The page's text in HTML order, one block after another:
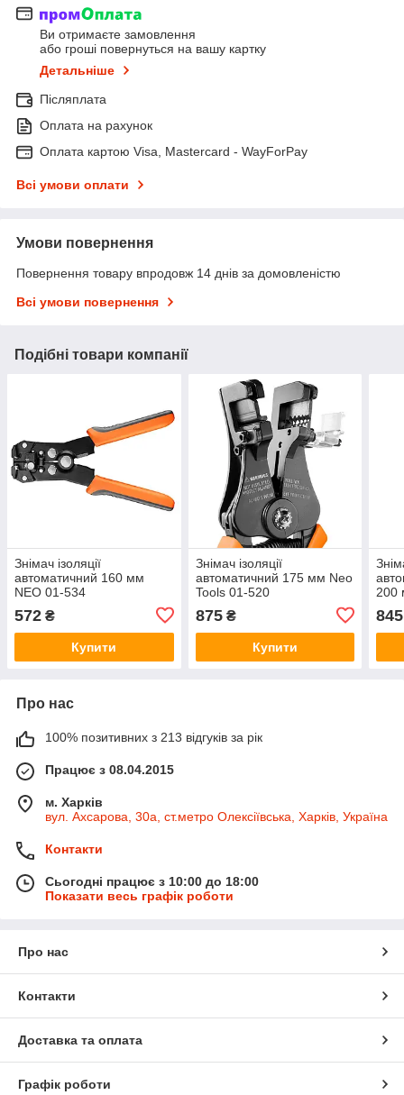
Ви отримаєте замовлення
або гроші повернуться на вашу картку
Детальніше
Післяплата
Оплата на рахунок
Оплата картою Visa, Mastercard - WayForPay
Всі умови оплати
Умови повернення
Повернення товару впродовж 14 днів за домовленістю
Всі умови повернення
Подібні товари компанії
Знімач ізоляції
автоматичний 160 мм
NEO 01-534
572 ₴
Купити
Знімач ізоляції
автоматичний 175 мм Neo
Tools 01-520
875₴
Купити
200
845
Про нас
100% позитивних з 213 відгуків за рік
Працює з 08.04.2015
м. Харків
вул. Ахсарова, 30а, ст.метро Олексіївська, Харків, Україна
Контакти
Сьогодні працює з 10:00 до 18:00
Показати весь графік роботи
Про нас
Контакти
Доставка та оплата
Графік роботи